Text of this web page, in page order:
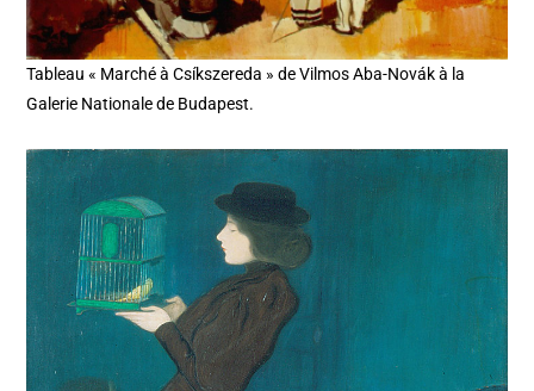
Tableau « Marché à Csíkszereda » de Vilmos Aba-Novák à la
Galerie Nationale de Budapest.